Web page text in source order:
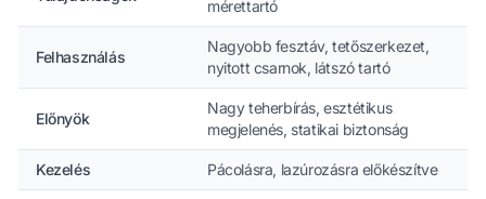
mérettartó
Felhasználás
Nagyobb fesztáv, tetőszerkezet,
nyitott csarnok, látszó tartó
Előnyök
Nagy teherbírás, esztétikus
megjelenés, statikai biztonság
Kezelés Pácolásra, lazúrozásra előkészítve